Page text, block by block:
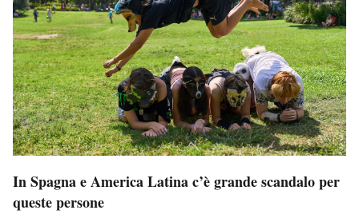
In Spagna e America Latina c’è grande scandalo per
queste persone